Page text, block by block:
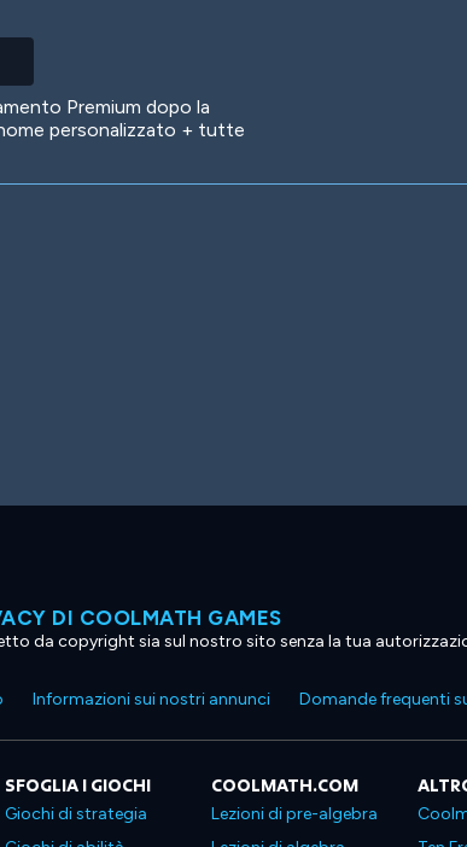
Premium dopo la
personalizzato + tutte
DI COOLMATH GAMES
da copyright sia sul nostro sito senza la tua
Informazioni sui nostri annunci Domande frequenti
SFOGLIA I GIOCHI
Giochi di strategia
COOLMATH.COM
Lezioni di pre-algebra